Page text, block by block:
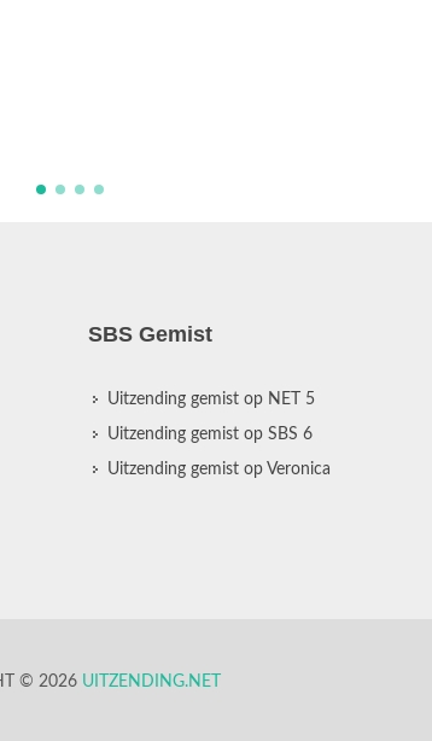
SBS Gemist
Uitzending gemist op NET 5
Uitzending gemist op SBS 6
Uitzending gemist op Veronica
© 2026 UITZENDING.NET